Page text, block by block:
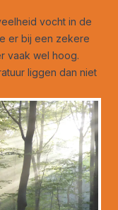
vocht in de
er bij een zekere
vaak wel hoog.
liggen dan niet